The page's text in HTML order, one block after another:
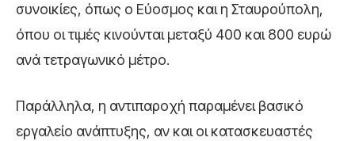
συνοικίες, όπως ο Εύοσμος και η Σταυρούπολη,
όπου οι τιμές κινούνται μεταξύ 400 και 800 ευρώ
ανά τετραγωνικό μέτρο.
Παράλληλα, η αντιπαροχή παραμένει βασικό
εργαλείο ανάπτυξης, αν και οι κατασκευαστές